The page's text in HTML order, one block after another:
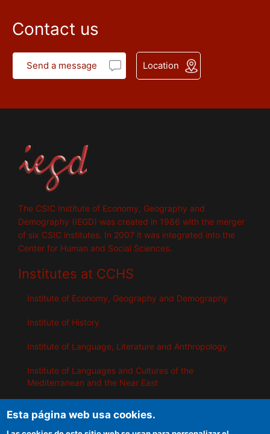
Contact us
Send a message Location
The CSIC Institute of Economy, Geography and
Demography (IEGD) was created in 1986 with the merger
of six CSIC institutes. In 2007 it was integrated into the
Center for Human and Social Sciences.
Institutes at CCHS
Institute of Economy, Geography and Demography
Institute of History
Institute of Language, Literature and Anthropology
Institute of Languages ​​and Cultures of the
Mediterranean and the Near East
Institute of Public Policies and Goods
Esta página web usa cookies.